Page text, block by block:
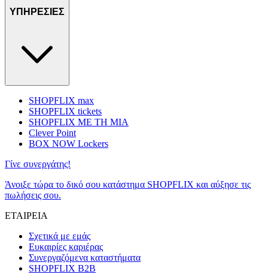
ΥΠΗΡΕΣΙΕΣ
SHOPFLIX max
SHOPFLIX tickets
SHOPFLIX ΜΕ ΤΗ ΜΙΑ
Clever Point
BOX NOW Lockers
Γίνε συνεργάτης!
Άνοιξε τώρα το δικό σου κατάστημα SHOPFLIX και αύξησε τις
πωλήσεις σου.
ΕΤΑΙΡΕΙΑ
Σχετικά με εμάς
Ευκαιρίες καριέρας
Συνεργαζόμενα καταστήματα
SHOPFLIX B2B